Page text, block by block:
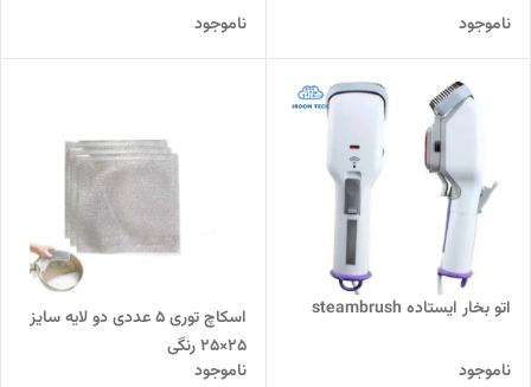
ناموجود ناموجود
اتو بخار ایستاده steambrush
ناموجود
اسکاچ توری 5 عددی دو لایه سایز
25×25 رنگی
ناموجود